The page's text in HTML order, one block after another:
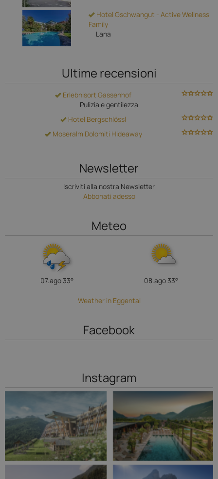
Hotel Gschwangut - Active Wellness
Family
Lana
Ultime recensioni
Erlebnisort Gassenhof
Pulizia e gentilezza
Hotel Bergschlössl
Moseralm Dolomiti Hideaway
Newsletter
Iscriviti alla nostra Newsletter
Abbonati adesso
Meteo
07.ago 33° 08.ago 33°
Weather in Eggental
Facebook
Instagram